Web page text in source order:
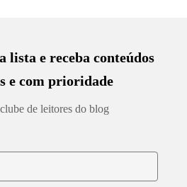
lista e receba conteúdos
e com prioridade
de leitores do blog